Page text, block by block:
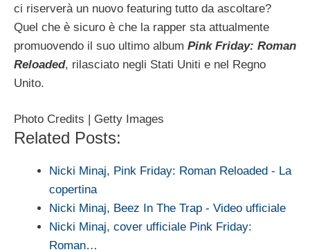
ci riserverà un nuovo featuring tutto da ascoltare?
Quel che è sicuro è che la rapper sta attualmente
promuovendo il suo ultimo album Pink Friday: Roman
Reloaded, rilasciato negli Stati Uniti e nel Regno
Unito.
Photo Credits | Getty Images
Related Posts:
Nicki Minaj, Pink Friday: Roman Reloaded - La
copertina
Nicki Minaj, Beez In The Trap - Video ufficiale
Nicki Minaj, cover ufficiale Pink Friday:
Roman…